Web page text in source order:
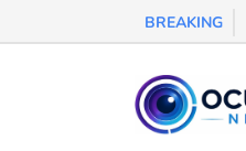
BREAKING